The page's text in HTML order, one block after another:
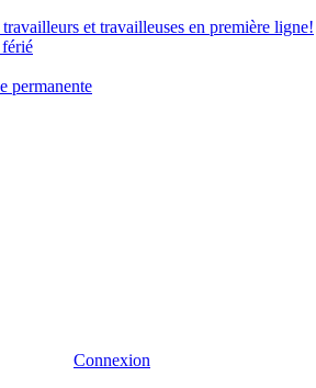
et travailleuses en première ligne!
permanente
Connexion